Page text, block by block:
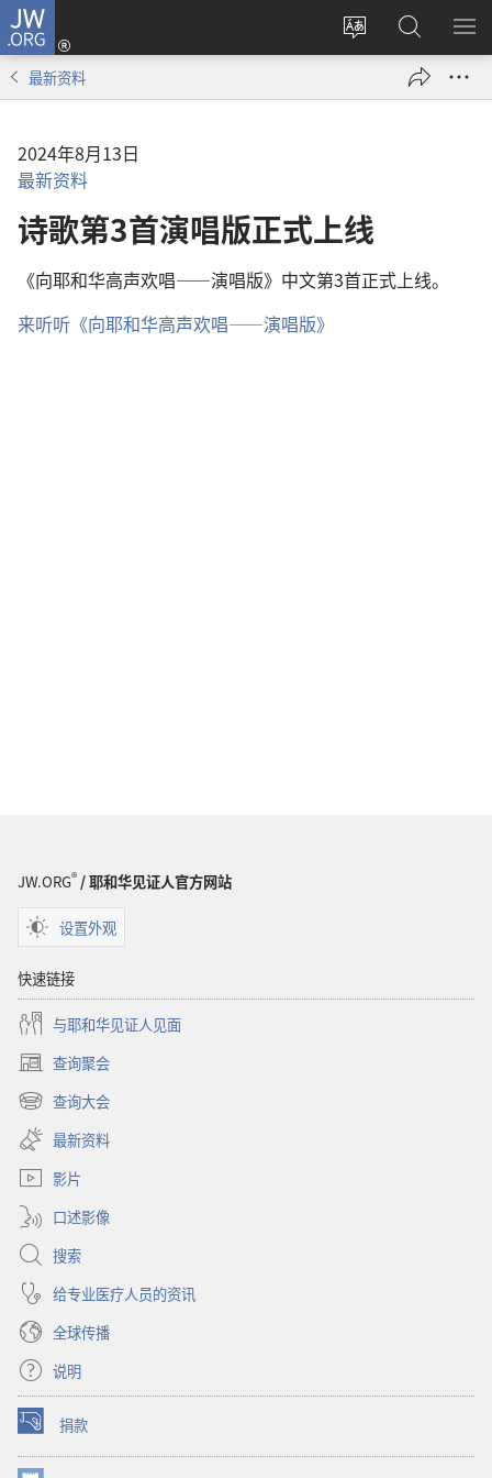
JW.ORG
更
登
录
（打
搜
索
JW.ORG
显
最新资料
2024年8月13日
最新资料
诗歌第3首演唱版正式上线
《向耶和华高声欢唱——演唱版》中文第3首正式上线。
来听听《向耶和华高声欢唱——演唱版》
JW.ORG®/ 耶和华见证人官方网站
设置外观
快速链接
与耶和华见证人见面
查询聚会
（打
开
新
窗
口）
查询大会
（打
开
新
窗
最新资料
影片
口述影像
搜索
给专业医疗人员的资讯
全球传播
说明
捐款
（打
开